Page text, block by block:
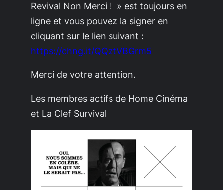
Revival Non Merci ! » est toujours en
ligne et vous pouvez la signer en
cliquant sur le lien suivant :
https://chng.it/QQztVBGrm5
Merci de votre attention.
Les membres actifs de Home Cinéma
et La Clef Survival